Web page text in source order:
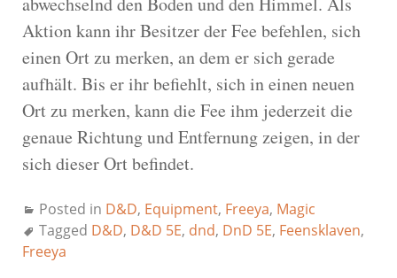
Aktion kann ihr Besitzer der Fee befehlen, sich
einen Ort zu merken, an dem er sich gerade
aufhält. Bis er ihr befiehlt, sich in einen neuen
Ort zu merken, kann die Fee ihm jederzeit die
genaue Richtung und Entfernung zeigen, in der
sich dieser Ort befindet.
Posted in D&D, Equipment, Freeya, Magic
Tagged D&D, D&D 5E, dnd, DnD 5E, Feensklaven,
Freeya